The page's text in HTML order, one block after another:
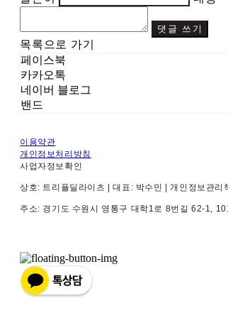
댓글 쓰기
목록으로 가기
페이스북
카카오톡
네이버 블로그
밴드
이용약관
개인정보처리방침
사업자정보확인
상호: 트리플딜라이츠 | 대표: 박수민 | 개인정보관
주소: 경기도 수원시 영통구 대학1로 8번길 62-1,